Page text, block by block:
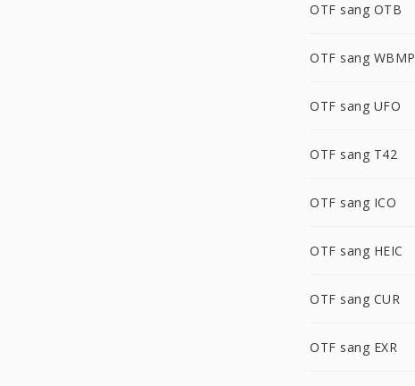
OTF sang OTB
OTF sang WBMP
OTF sang UFO
OTF sang T42
OTF sang ICO
OTF sang HEIC
OTF sang CUR
OTF sang EXR